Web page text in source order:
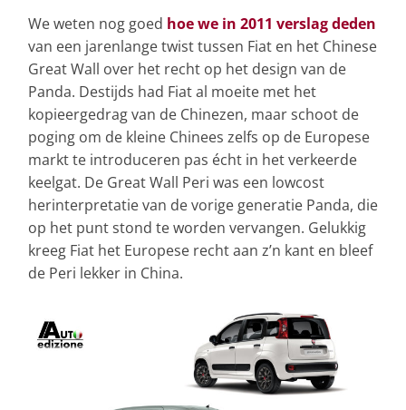
We weten nog goed hoe we in 2011 verslag deden
van een jarenlange twist tussen Fiat en het Chinese
Great Wall over het recht op het design van de
Panda. Destijds had Fiat al moeite met het
kopieergedrag van de Chinezen, maar schoot de
poging om de kleine Chinees zelfs op de Europese
markt te introduceren pas écht in het verkeerde
keelgat. De Great Wall Peri was een lowcost
herinterpretatie van de vorige generatie Panda, die
op het punt stond te worden vervangen. Gelukkig
kreeg Fiat het Europese recht aan z’n kant en bleef
de Peri lekker in China.